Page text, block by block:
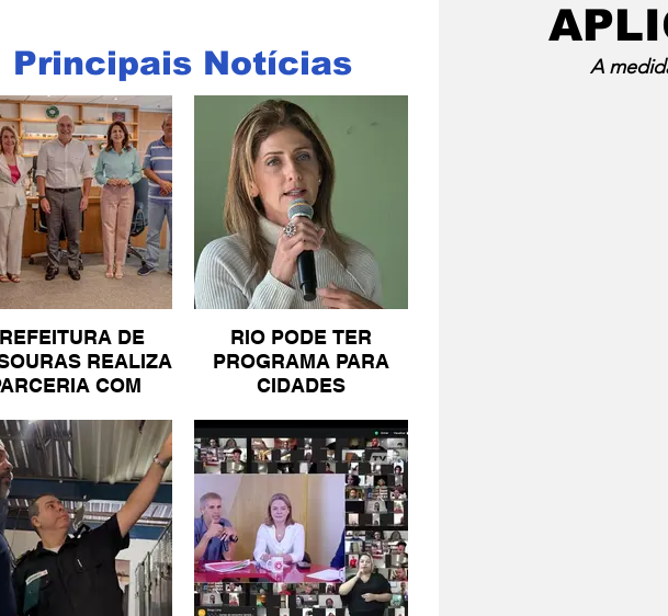
Principais Notícias
DE
REALIZA
COM
RIO PODE TER
PROGRAMA PARA
CIDADES
A